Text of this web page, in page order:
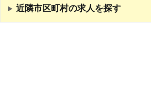
近隣市区町村の求人を探す